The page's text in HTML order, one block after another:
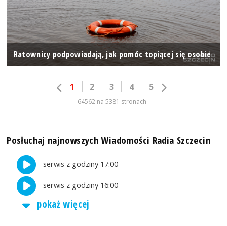
Ratownicy podpowiadają, jak pomóc topiącej się osobie
1 2 3 4 5
64562 na 5381 stronach
Posłuchaj najnowszych Wiadomości Radia Szczecin
serwis z godziny 17:00
serwis z godziny 16:00
pokaż więcej